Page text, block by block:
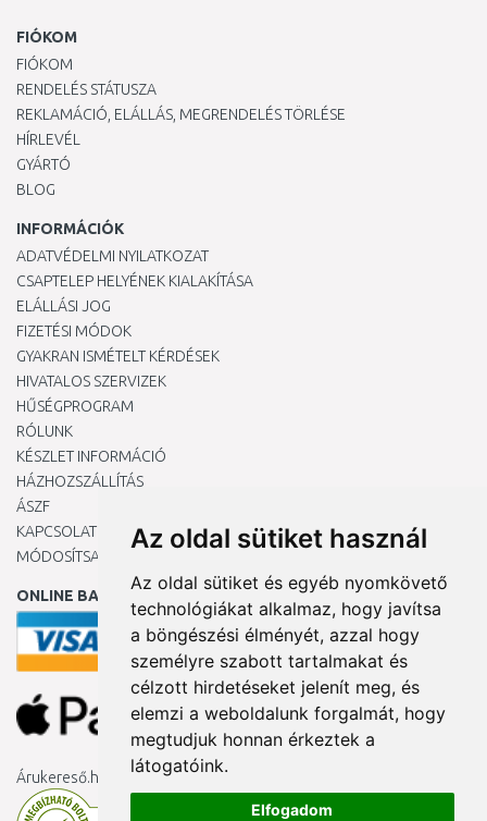
Az oldal sütiket használ
Az oldal sütiket és egyéb nyomkövető
technológiákat alkalmaz, hogy javítsa
a böngészési élményét, azzal hogy
személyre szabott tartalmakat és
célzott hirdetéseket jelenít meg, és
elemzi a weboldalunk forgalmát, hogy
megtudjuk honnan érkeztek a
látogatóink.
Elfogadom
FIÓKOM
FIÓKOM
RENDELÉS STÁTUSZA
REKLAMÁCIÓ, ELÁLLÁS, MEGRENDELÉS TÖRLÉSE
HÍRLEVÉL
GYÁRTÓ
BLOG
INFORMÁCIÓK
ADATVÉDELMI NYILATKOZAT
CSAPTELEP HELYÉNEK KIALAKÍTÁSA
ELÁLLÁSI JOG
FIZETÉSI MÓDOK
GYAKRAN ISMÉTELT KÉRDÉSEK
HIVATALOS SZERVIZEK
HŰSÉGPROGRAM
RÓLUNK
KÉSZLET INFORMÁCIÓ
HÁZHOZSZÁLLÍTÁS
ÁSZF
KAPCSOLAT
MÓDOSÍTSA A COOKIE-BEÁLLÍTÁSAIMAT
ONLINE BANKKÁRTYÁVAL
Árukereső.hu